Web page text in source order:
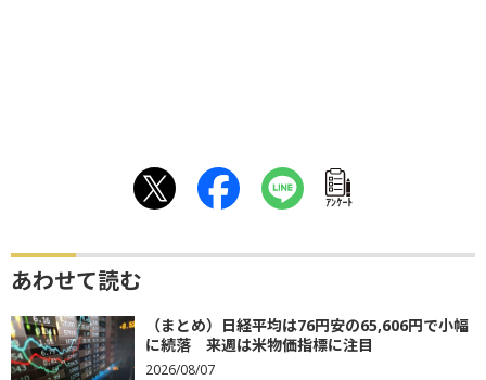
ｱﾝｹｰﾄ
あわせて読む
（まとめ）日経平均は76円安の65,606円で小幅
に続落 来週は米物価指標に注目
2026/08/07